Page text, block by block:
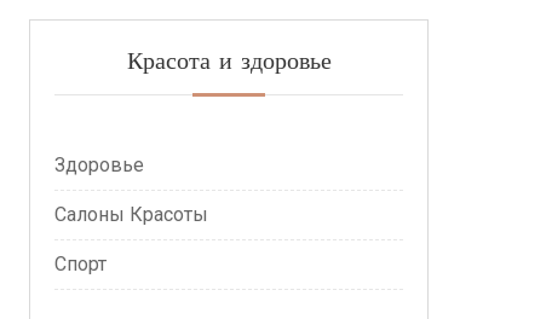
Красота и здоровье
Здоровье
Салоны Красоты
Спорт